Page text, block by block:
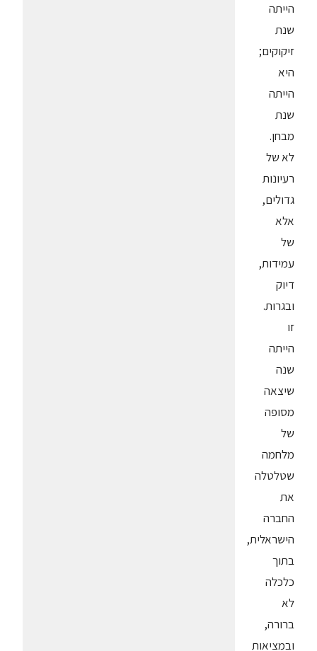
הייתה
שנת
זיקוקים;
היא
הייתה
שנת
מבחן.
לא של
רעיונות
גדולים,
אלא
של
עמידות,
דיוק
ובגרות.
זו
הייתה
שנה
שיצאה
מסופה
של
מלחמה
שטלטלה
את
החברה
הישראלית,
בתוך
כלכלה
לא
ברורה,
ובמציאות